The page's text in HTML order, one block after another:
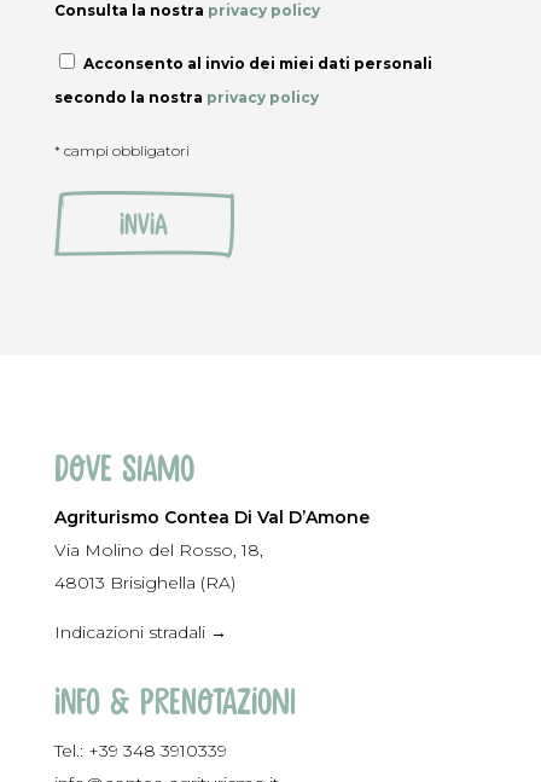
Consulta la nostra privacy policy
Acconsento al invio dei miei dati personali
secondo la nostra privacy policy
* campi obbligatori
Dove siamo
Agriturismo Contea Di Val D’Amone
Via Molino del Rosso, 18,
48013 Brisighella (RA)
Indicazioni stradali →
Info & prenotazioni
Tel.: +39 348 3910339